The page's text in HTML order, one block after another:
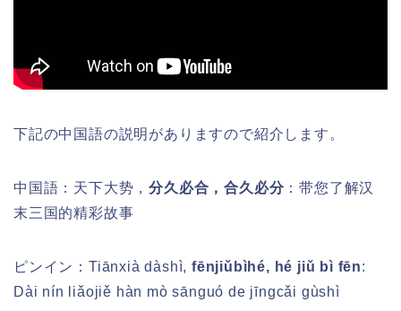
下記の中国語の説明がありますので紹介します。
中国語：天下大势，分久必合，合久必分：带您了解汉
末三国的精彩故事
ピンイン： Tiānxià dàshì,fēnjiǔbìhé, hé jiǔ bì fēn:
Dài nín liǎojiě hàn mò sānguó de jīngcǎi gùshì